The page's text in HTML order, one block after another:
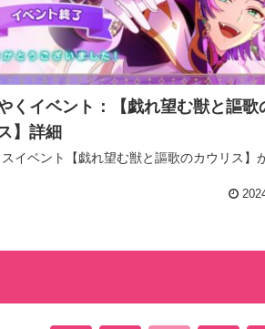
くイベント：【戯れ望む獣と謳歌
】詳細
イベント【戯れ望む獣と謳歌のカウリス】